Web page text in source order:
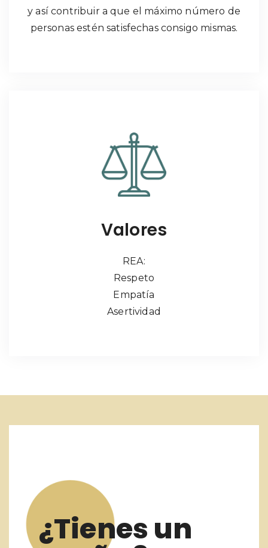
y así contribuir a que el máximo número de
personas estén satisfechas consigo mismas.
Valores
REA:
Respeto
Empatía
Asertividad
¿Tienes un